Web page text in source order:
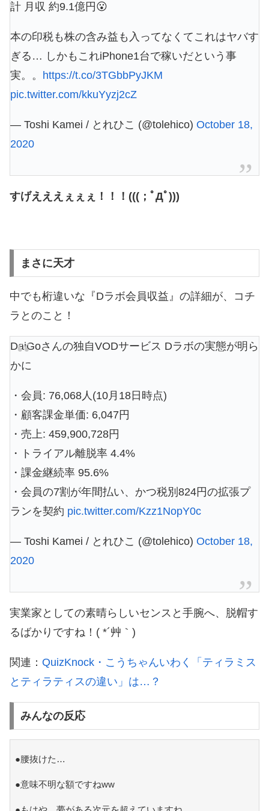
計 月収 約9.1億円😮
本の印税も株の含み益も入ってなくてこれはヤバす
ぎる… しかもこれiPhone1台で稼いだという事
実。。 https://t.co/3TGbbPyJKM
pic.twitter.com/kkuYyzj2cZ
— Toshi Kamei / とれひこ (@tolehico) October 18,
2020
すげえええぇぇぇ！！！(((；ﾟДﾟ)))
まさに天才
中でも桁違いな『Dラボ会員収益』の詳細が、コチ
ラとのこと！
DaiGoさんの独自VODサービス Dラボの実態が明ら
かに
・会員: 76,068人(10月18日時点)
・顧客課金単価: 6,047円
・売上: 459,900,728円
・トライアル離脱率 4.4%
・課金継続率 95.6%
・会員の7割が年間払い、かつ税別824円の拡張プ
ランを契約 pic.twitter.com/Kzz1NopY0c
— Toshi Kamei / とれひこ (@tolehico) October 18,
2020
実業家としての素晴らしいセンスと手腕へ、脱帽す
るばかりですね！( *´艸｀)
関連： QuizKnock・こうちゃんいわく「ティラミス
とティラティスの違い」は…？
みんなの反応
●腰抜けた…
●意味不明な額ですねww